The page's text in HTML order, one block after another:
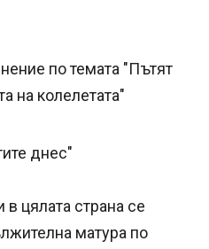
по темата "Пътят
на колелетата"
днес"
цялата страна се
матура по